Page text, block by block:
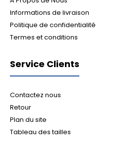
Informations de livraison
Politique de confidentialité
Termes et conditions
Service Clients
Contactez nous
Retour
Plan du site
Tableau des tailles